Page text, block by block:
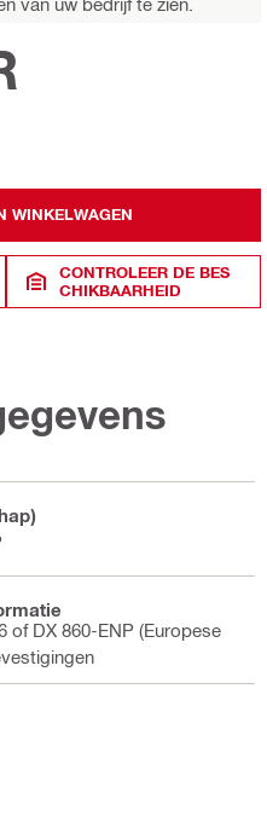
WINKELWAGEN
CONTROLEER DE BES
CHIKBAARHEID
of DX 860-ENP (Europese